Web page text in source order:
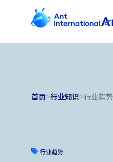
首页>行业知识>行业趋势
行业趋势